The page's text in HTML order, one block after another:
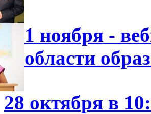
1 ноября -
области
28 октября в